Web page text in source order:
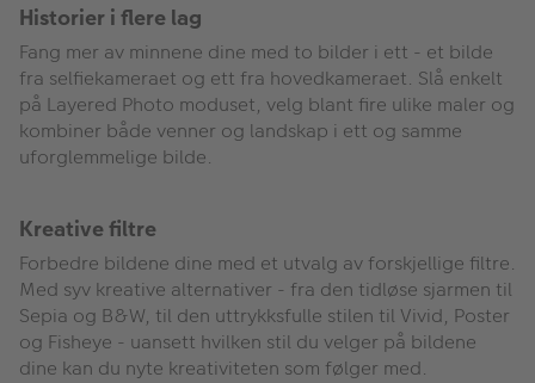
Historier i flere lag
Fang mer av minnene dine med to bilder i ett - et bilde
fra selfiekameraet og ett fra hovedkameraet. Slå enkelt
på Layered Photo moduset, velg blant fire ulike maler og
kombiner både venner og landskap i ett og samme
uforglemmelige bilde.
Kreative filtre
Forbedre bildene dine med et utvalg av forskjellige filtre.
Med syv kreative alternativer - fra den tidløse sjarmen til
Sepia og B&W, til den uttrykksfulle stilen til Vivid, Poster
og Fisheye - uansett hvilken stil du velger på bildene
dine kan du nyte kreativiteten som følger med.